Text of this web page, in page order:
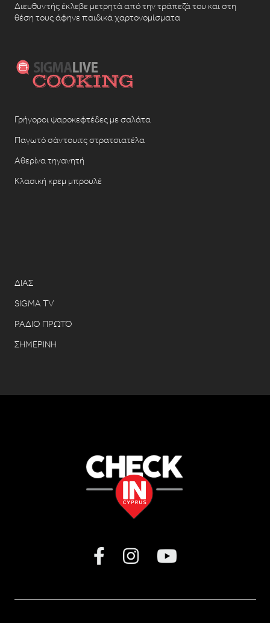
Διευθυντής έκλεβε μετρητά από την τράπεζά του και στη
θέση τους άφηνε παιδικά χαρτονομίσματα
Γρήγοροι ψαροκεφτέδες με σαλάτα
Παγωτό σάντουιτς στρατσιατέλα
Αθερίνα τηγανητή
Κλασική κρεμ μπρουλέ
ΔΙΑΣ
SIGMA TV
ΡΑΔΙΟ ΠΡΩΤΟ
ΣΗΜΕΡΙΝΗ